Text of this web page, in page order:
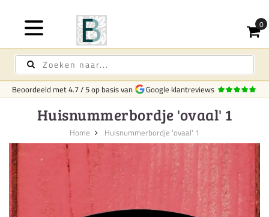
Beoordeeld met4.7/5op basis van Google klantreviews
Huisnummerbordje 'ovaal' 1
Home Huisnummerbordje 'ovaal' 1